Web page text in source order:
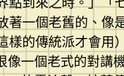
一個老舊的、像
的傳統派才會用
一個老式的對講